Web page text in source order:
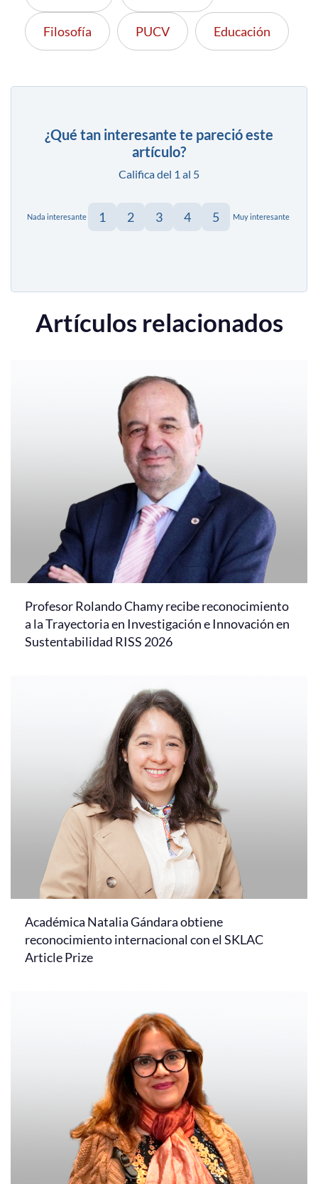
Filosofía PUCV Educación
¿Qué tan interesante te pareció este
artículo?
Califica del 1 al 5
Nada interesante 1 2 3 4 5 Muy interesante
Artículos relacionados
Profesor Rolando Chamy recibe reconocimiento
a la Trayectoria en Investigación e Innovación en
Sustentabilidad RISS 2026
Académica Natalia Gándara obtiene
reconocimiento internacional con el SKLAC
Article Prize